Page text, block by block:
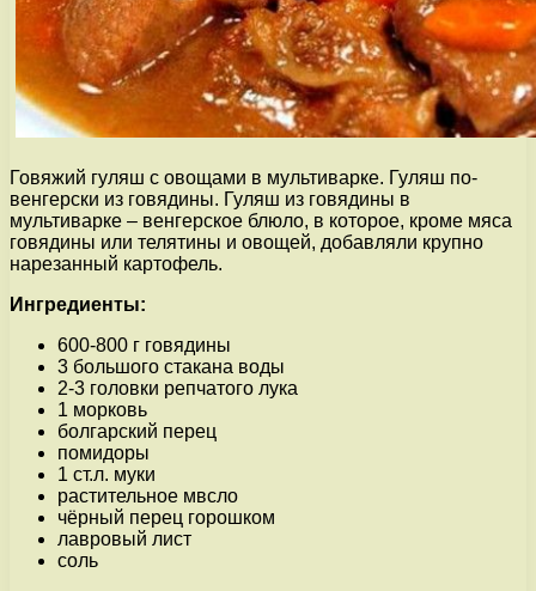
Говяжий гуляш с овощами в мультиварке. Гуляш по-
венгерски из говядины. Гуляш из говядины в
мультиварке – венгерское блюло, в которое, кроме мяса
говядины или телятины и овощей, добавляли крупно
нарезанный картофель.
Ингредиенты:
600-800 г говядины
3 большого стакана воды
2-3 головки репчатого лука
1 морковь
болгарский перец
помидоры
1 ст.л. муки
растительное мвсло
чёрный перец горошком
лавровый лист
соль